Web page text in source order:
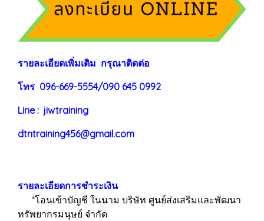
รายละเอียดเพิ่มเติม กรุณาติดต่อ
โทร 096-669-5554/090 645 0992
Line : jiwtraining
dtntraining456@gmail.com
รายละเอียดการชำระเงิน
*โอนเข้าบัญชี ในนาม บริษัท ศูนย์ส่งเสริมและพัฒนา
ทรัพยากรมนุษย์ จำกัด